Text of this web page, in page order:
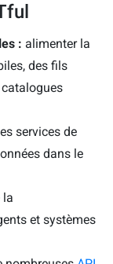
: alimenter la
des fils
services de
dans le
la
et systèmes